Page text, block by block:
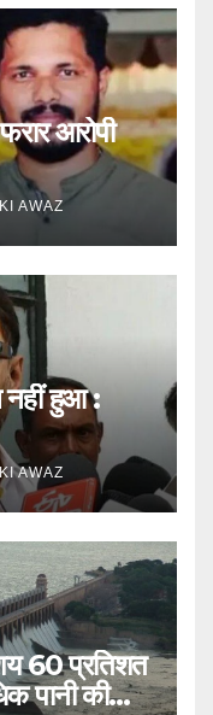
आरोपी
AWAZ
नहीं हुआ :
AWAZ
60 प्रतिशत
पानी की